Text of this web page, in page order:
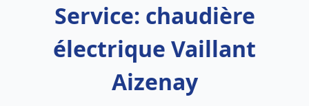
Service: chaudière
électrique Vaillant
Aizenay